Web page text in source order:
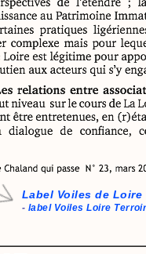
Label Voiles de Loire
- label Voiles Loire